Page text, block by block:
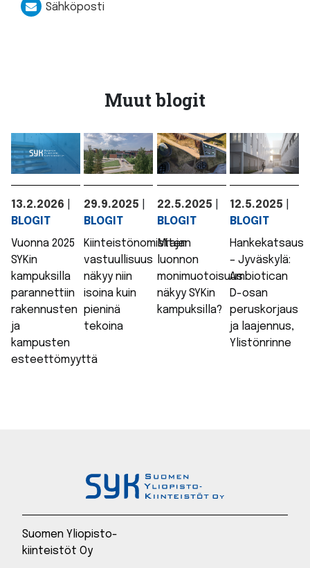
Sähköposti
Muut blogit
13.2.2026
BLOGIT
Vuonna 2025
SYKin
kampuksilla
parannettiin
rakennusten
ja
kampusten
esteettömyyttä
29.9.2025
BLOGIT
Kiinteistönomistajan
vastuullisuus
näkyy niin
isoina kuin
pieninä
tekoina
22.5.2025
BLOGIT
Miten
luonnon
monimuotoisuus
näkyy SYKin
kampuksilla?
12.5.2025
BLOGIT
Hankekatsaus
– Jyväskylä:
Ambiotican
D-osan
peruskorjaus
ja laajennus,
Ylistönrinne
Suomen Yliopisto-
kiinteistöt Oy